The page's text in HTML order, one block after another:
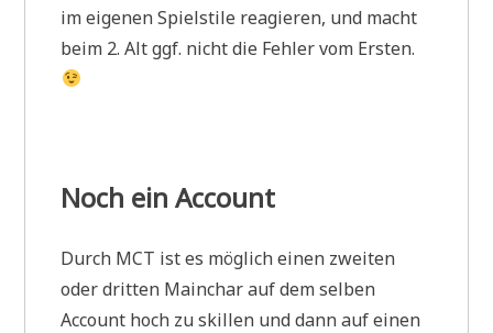
im eigenen Spielstile reagieren, und macht
beim 2. Alt ggf. nicht die Fehler vom Ersten.
Noch ein Account
Durch MCT ist es möglich einen zweiten
oder dritten Mainchar auf dem selben
Account hoch zu skillen und dann auf einen